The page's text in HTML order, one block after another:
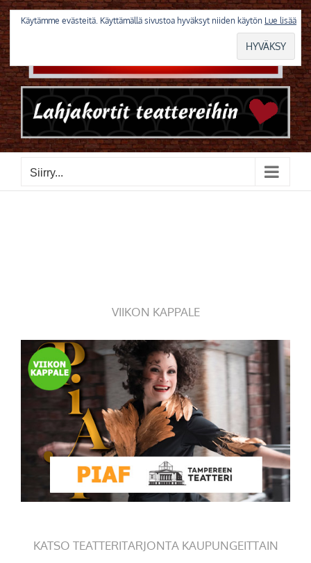
Skip
to
content
Siirry...
VIIKON KAPPALE
KATSO TEATTERITARJONTA KAUPUNGEITTAIN
Käytämme evästeitä. Käyttämällä sivustoa hyväksyt niiden käytön Lue lisää